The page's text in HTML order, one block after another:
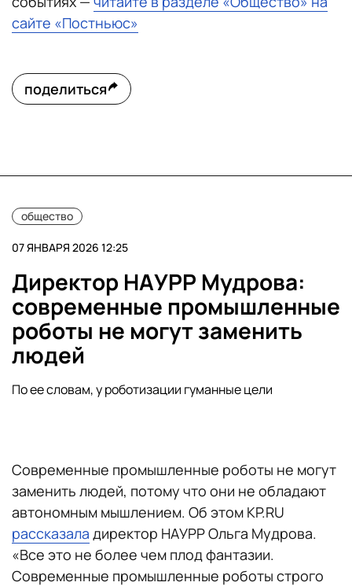
сайте «Постньюс»
поделиться
общество
07 ЯНВАРЯ 2026 12:25
Директор НАУРР Мудрова:
современные промышленные
роботы не могут заменить
людей
По ее словам, у роботизации гуманные цели
Современные промышленные роботы не могут
заменить людей, потому что они не обладают
автономным мышлением. Об этом KP.RU
рассказала директор НАУРР Ольга Мудрова.
«Все это не более чем плод фантазии.
Современные промышленные роботы строго